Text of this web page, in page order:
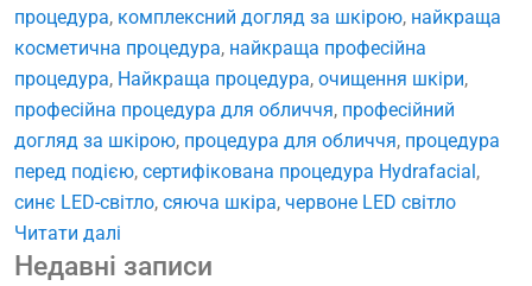
процедура, комплексний догляд за шкірою, найкраща
косметична процедура, найкраща професійна
процедура, Найкраща процедура, очищення шкіри,
професійна процедура для обличчя, професійний
догляд за шкірою, процедура для обличчя, процедура
перед подією, сертифікована процедура Hydrafacial ,
синє LED-світло, сяюча шкіра, червоне LED світло
Читати далі
Недавні записи